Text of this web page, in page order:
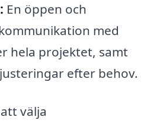
En öppen och
med
hela projektet, samt
efter behov.
välja